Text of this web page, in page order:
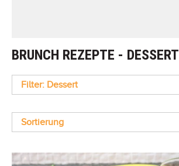
BRUNCH REZEPTE - DESSERT
Filter: Dessert
Sortierung